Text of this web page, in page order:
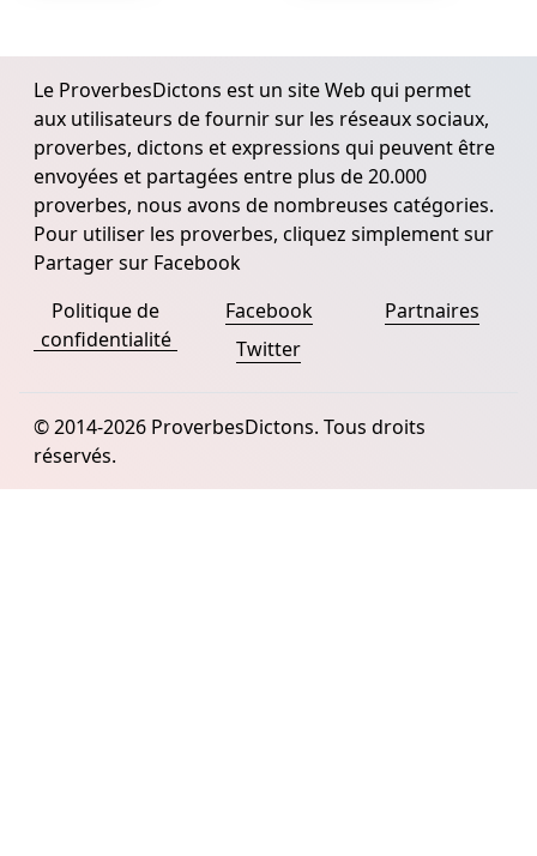
Le ProverbesDictons est un site Web qui permet
aux utilisateurs de fournir sur les réseaux sociaux,
proverbes, dictons et expressions qui peuvent être
envoyées et partagées entre plus de 20.000
proverbes, nous avons de nombreuses catégories.
Pour utiliser les proverbes, cliquez simplement sur
Partager sur Facebook
Politique de
confidentialité
Facebook
Twitter
Partnaires
© 2014-2026 ProverbesDictons. Tous droits
réservés.